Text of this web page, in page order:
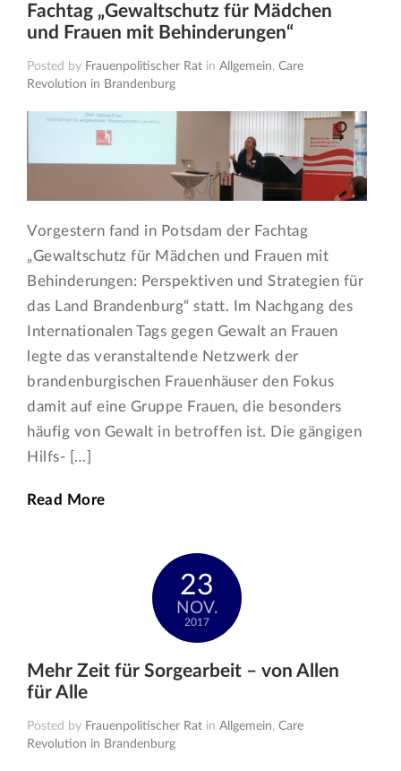
Fachtag „Gewaltschutz für Mädchen
und Frauen mit Behinderungen“
Posted by Frauenpolitischer Rat inAllgemein,Care
Revolution in Brandenburg
Vorgestern fand in Potsdam der Fachtag
„Gewaltschutz für Mädchen und Frauen mit
Behinderungen: Perspektiven und Strategien für
das Land Brandenburg“ statt. Im Nachgang des
Internationalen Tags gegen Gewalt an Frauen
legte das veranstaltende Netzwerk der
brandenburgischen Frauenhäuser den Fokus
damit auf eine Gruppe Frauen, die besonders
häufig von Gewalt in betroffen ist. Die gängigen
Hilfs- […]
Read More
23
NOV.
2017
Mehr Zeit für Sorgearbeit – von Allen
für Alle
Posted by Frauenpolitischer Rat inAllgemein,Care
Revolution in Brandenburg